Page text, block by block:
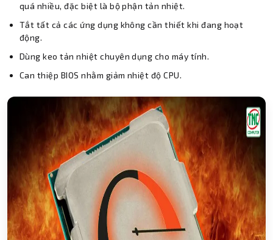
quá nhiều, đặc biệt là bộ phận tản nhiệt.
Tắt tất cả các ứng dụng không cần thiết khi đang hoạt
động.
Dùng keo tản nhiệt chuyên dụng cho máy tính.
Can thiệp BIOS nhằm giảm nhiệt độ CPU.